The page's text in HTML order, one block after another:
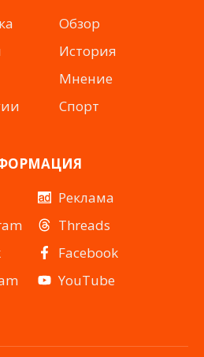
Обзор
История
Мнение
Спорт
Реклама
Threads
Facebook
YouTube